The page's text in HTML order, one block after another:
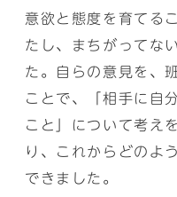
意欲と態度を育てる
たし、まちがってな
た。自らの意見を、
ことで、「相手に自
こと」について考え
り、これからどのよ
できました。